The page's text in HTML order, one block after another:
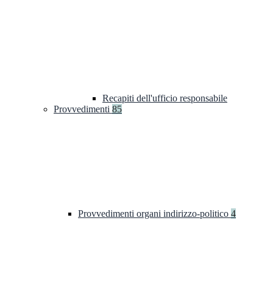
Recapiti dell'ufficio responsabile
Provvedimenti 85
Provvedimenti organi indirizzo-politico 4